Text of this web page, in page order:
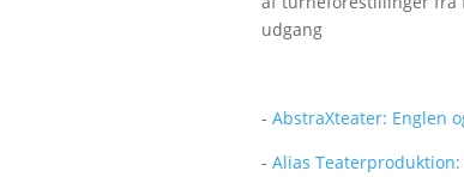
udgang
- AbstraXteater: Englen
- Alias